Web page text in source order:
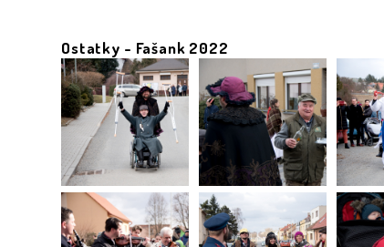
Ostatky - Fašank 2022